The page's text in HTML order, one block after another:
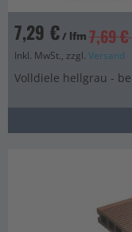
7,29 €/ lfm 7,69 €
Inkl. MwSt., zzgl. Versand
Volldiele hellgrau -